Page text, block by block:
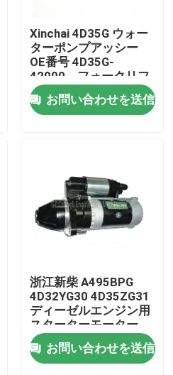
Xinchai 4D35G ウォー
ターポンプアッシー
OE番号 4D35G-
42000、フォークリフ
トエンジン用、1ヶ月
保証付き
お問い合わせを送信
浙江新柴 A495BPG
4D32YG30 4D35ZG31
ディーゼルエンジン用
スターターモーター
お問い合わせを送信